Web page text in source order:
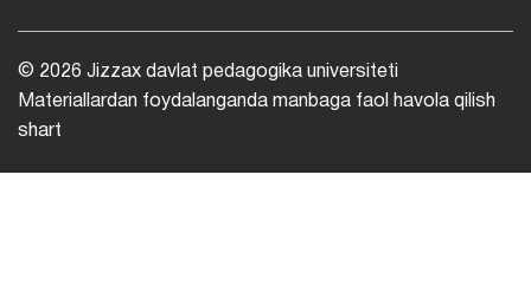
© 2026 Jizzax davlat pedagogika universiteti
Materiallardan foydalanganda manbaga faol havola qilish
shart